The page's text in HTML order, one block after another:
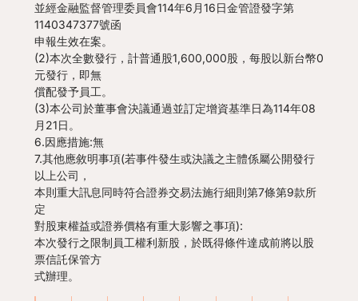
並經金融監督管理委員會114年6月16日金管證發字第
1140347377號函
申報生效在案。
(2)本次全數發行，計普通股1,600,000股，每股以新台幣0
元發行，即無
償配發予員工。
(3)本公司於董事會決議通過並訂定增資基準日為114年08
月21日。
6.因應措施:無
7.其他應敘明事項(若事件發生或決議之主體係屬公開發行
以上公司，
本則重大訊息同時符合證券交易法施行細則第7條第9款所
定
對股東權益或證券價格有重大影響之事項):
本次發行之限制員工權利新股，於既得條件達成前將以股
票信託保管方
式辦理。